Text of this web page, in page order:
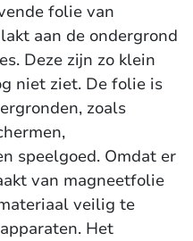
folie van
aan de ondergrond
Deze zijn zo klein
niet ziet. De folie is
zoals
speelgoed. Omdat er
van magneetfolie
veilig te
Het